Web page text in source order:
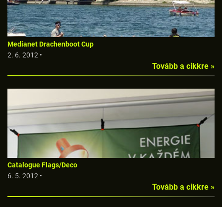
Medianet Drachenboot Cup
2. 6. 2012 •
Tovább a cikkre »
Catalogue Flags/Deco
6. 5. 2012 •
Tovább a cikkre »